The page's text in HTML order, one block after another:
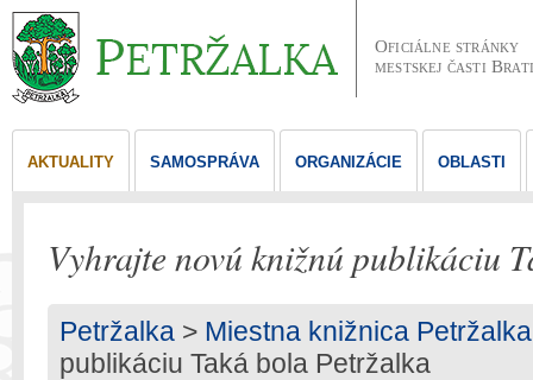
Oficiálne stránky
mestskej časti
AKTUALITY SAMOSPRÁVA ORGANIZÁCIE OBLASTI
Vyhrajte novú knižnú publikáciu
Petržalka > Miestna knižnica Petržalka
publikáciu Taká bola Petržalka